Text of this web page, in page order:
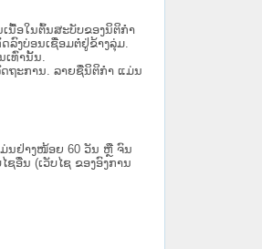
ນື້ອໃນຕົ້ນສະບັບຂອງນິຕິກໍາ
ລົງບ່ອນເຊື່ອມຕໍ່ຢູ່ຂ້າງລຸ່ມ.
ທົ່ານັ້ນ.
ຖະການ. ລາຍຊື່ນິຕິກຳ ແມ່ນ
ມ່ນຢ່າງໜ້ອຍ 60 ວັນ ຫຼື ຈົນ
ອື່ນ (ເວັບ​ໄຊ​ ຂອງອົງການ